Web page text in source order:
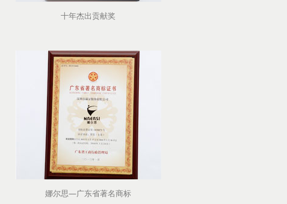
十年杰出贡献奖
娜尔思—广东省著名商标